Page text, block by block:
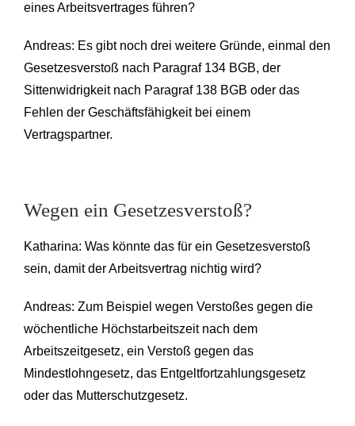
eines Arbeitsvertrages führen?
Andreas: Es gibt noch drei weitere Gründe, einmal den
Gesetzesverstoß nach Paragraf 134 BGB, der
Sittenwidrigkeit nach Paragraf 138 BGB oder das
Fehlen der Geschäftsfähigkeit bei einem
Vertragspartner.
Wegen ein Gesetzesverstoß?
Katharina: Was könnte das für ein Gesetzesverstoß
sein, damit der Arbeitsvertrag nichtig wird?
Andreas: Zum Beispiel wegen Verstoßes gegen die
wöchentliche Höchstarbeitszeit nach dem
Arbeitszeitgesetz, ein Verstoß gegen das
Mindestlohngesetz, das Entgeltfortzahlungsgesetz
oder das Mutterschutzgesetz.